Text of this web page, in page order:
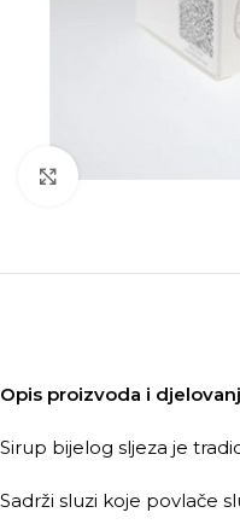
Kliknite za
Opis proizvoda i
Sirup bijelog sljeza je
Sadrži sluzi koje povlače